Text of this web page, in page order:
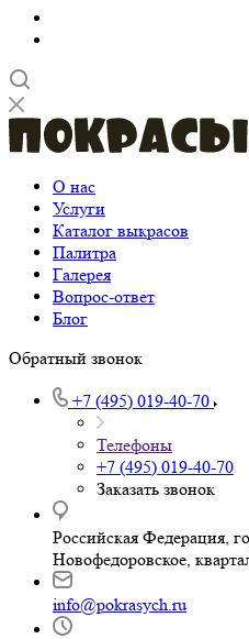
О нас
Услуги
Каталог выкрасов
Палитра
Галерея
Вопрос-ответ
Блог
Обратный звонок
+7 (495) 019-40-70
Телефоны
+7 (495) 019-40-70
Заказать звонок
Российская Федерация,
Новофедоровское,
info@pokrasych.ru